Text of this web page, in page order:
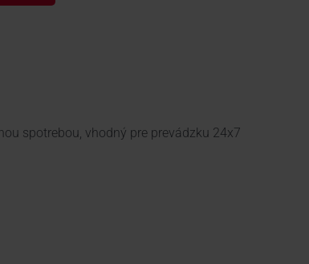
spotrebou, vhodný pre prevádzku 24x7